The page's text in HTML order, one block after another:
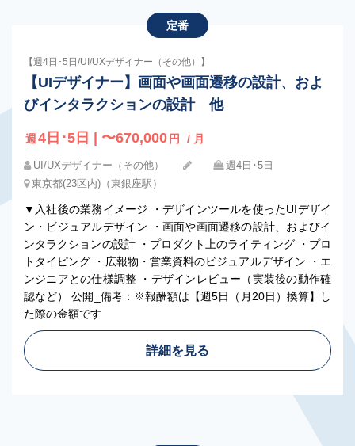
定番
【週4日･5日/UI/UXデザイナー（その他）】
【UIデザイナー】画面や画面遷移の設計、およ
びインタラクションの設計 他
週 4日･5日 | 〜670,000 円 / 月
UI/UXデザイナー（その他）
週4日･5日
東京都(23区内)（東銀座駅）
▼入社後の業務イメージ ・デザインツールを使ったUIデザイ
ン・ビジュアルデザイン ・画面や画面遷移の設計、およびイ
ンタラクションの設計 ・プロダクト上のライティング ・プロ
トタイピング ・広報物・営業資料のビジュアルデザイン ・エ
ンジニアとの仕様調整 ・デザインレビュー（実装後の動作確
認など） 公開_備考：※報酬額は【週5日（月20日）換算】し
た際の金額です
詳細を見る